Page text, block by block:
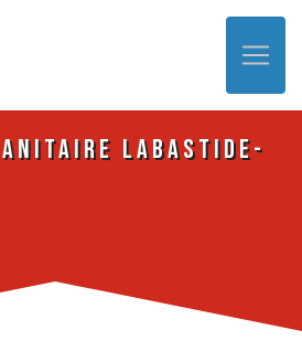
Labastide-